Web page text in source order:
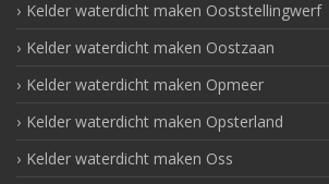
Kelder waterdicht maken Ooststellingwerf
Kelder waterdicht maken Oostzaan
Kelder waterdicht maken Opmeer
Kelder waterdicht maken Opsterland
Kelder waterdicht maken Oss